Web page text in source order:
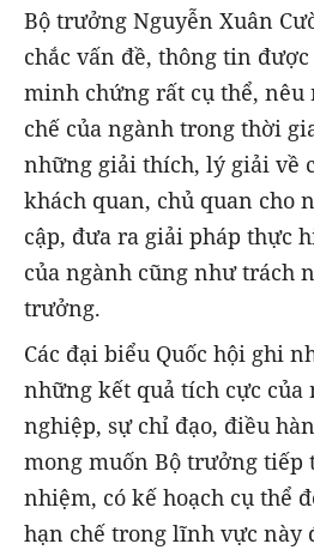
Bộ trưởng Nguyễn Xuân
chắc vấn đề, thông tin
minh chứng rất cụ thể, nêu
chế của ngành trong thời
những giải thích, lý giải về
khách quan, chủ quan cho
cập, đưa ra giải pháp thực
của ngành cũng như trách
trưởng.
Các đại biểu Quốc hội ghi
những kết quả tích cực của
nghiệp, sự chỉ đạo, điều
mong muốn Bộ trưởng tiếp
nhiệm, có kế hoạch cụ thể
hạn chế trong lĩnh vực này